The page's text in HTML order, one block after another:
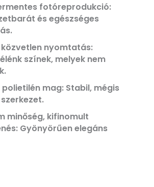
fotóreprodukció:
és egészséges
nyomtatás:
színek, melyek nem
mag: Stabil, mégis
minőség, kifinomult
Gyönyörűen elegáns